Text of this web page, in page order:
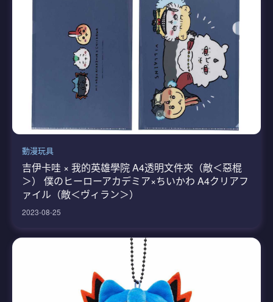
動漫玩具
吉伊卡哇 × 我的英雄學院 A4透明文件夾（敵＜惡棍
＞） 僕のヒーローアカデミア×ちいかわ A4クリアフ
ァイル（敵＜ヴィラン＞）
2023-08-25